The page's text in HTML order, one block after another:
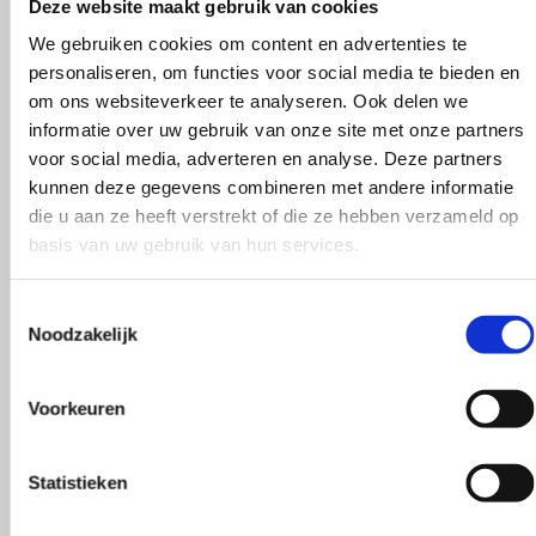
Deze website maakt gebruik van cookies
We gebruiken cookies om content en advertenties te
personaliseren, om functies voor social media te bieden en
om ons websiteverkeer te analyseren. Ook delen we
informatie over uw gebruik van onze site met onze partners
voor social media, adverteren en analyse. Deze partners
kunnen deze gegevens combineren met andere informatie
die u aan ze heeft verstrekt of die ze hebben verzameld op
basis van uw gebruik van hun services.
Noodzakelijk
Voorkeuren
Statistieken